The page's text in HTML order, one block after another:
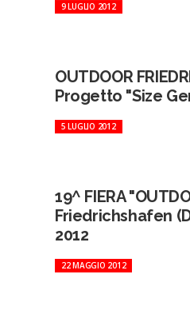
9 LUGLIO 2012
OUTDOOR
Progetto "Size
5 LUGLIO 2012
19^ FIERA
Friedrichshafen
2012
22 MAGGIO 2012